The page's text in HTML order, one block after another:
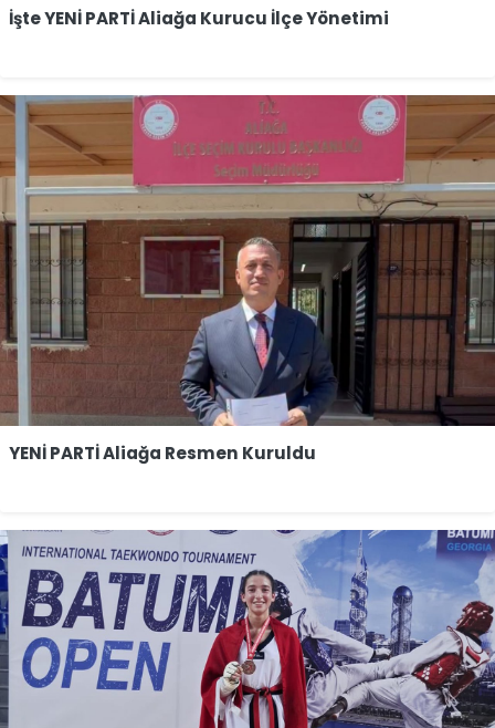
İşte YENİ PARTİ Aliağa Kurucu İlçe Yönetimi
YENİ PARTİ Aliağa Resmen Kuruldu